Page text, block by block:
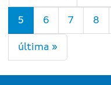
5 6 7 8
última »